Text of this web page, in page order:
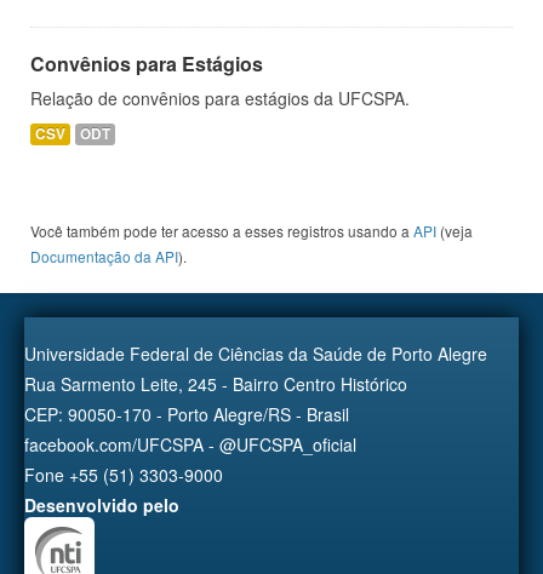
Convênios para Estágios
Relação de convênios para estágios da UFCSPA.
CSV ODT
Você também pode ter acesso a esses registros usando a API (veja
Documentação da API).
Universidade Federal de Ciências da Saúde de Porto Alegre
Rua Sarmento Leite, 245 - Bairro Centro Histórico
CEP: 90050-170 - Porto Alegre/RS - Brasil
facebook.com/UFCSPA - @UFCSPA_oficial
Fone +55 (51) 3303-9000
Desenvolvido pelo